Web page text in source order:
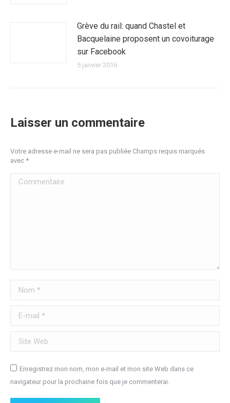
Grève du rail: quand Chastel et
Bacquelaine proposent un covoiturage
sur Facebook
5 janvier 2016
Laisser un commentaire
Votre adresse e-mail ne sera pas publiée Champs requis marqués
avec *
Commentaire
Nom *
E-mail *
Site Web
Enregistrez mon nom, mon e-mail et mon site Web dans ce
navigateur pour la prochaine fois que je commenterai.